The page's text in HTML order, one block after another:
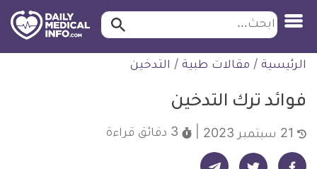
التخطي
للمحتوى
ابحث ابحث…
الرئيسية / مقالات طبية / التدخين
فوائد ترك التدخين
3 دقائق قراءة
شارك على فيسبوك - ديلي ميديكال انفو شارك على تويتر - ديلي ميديكال انفو شارك على تيليجرام - ديلي ميديكال انفو